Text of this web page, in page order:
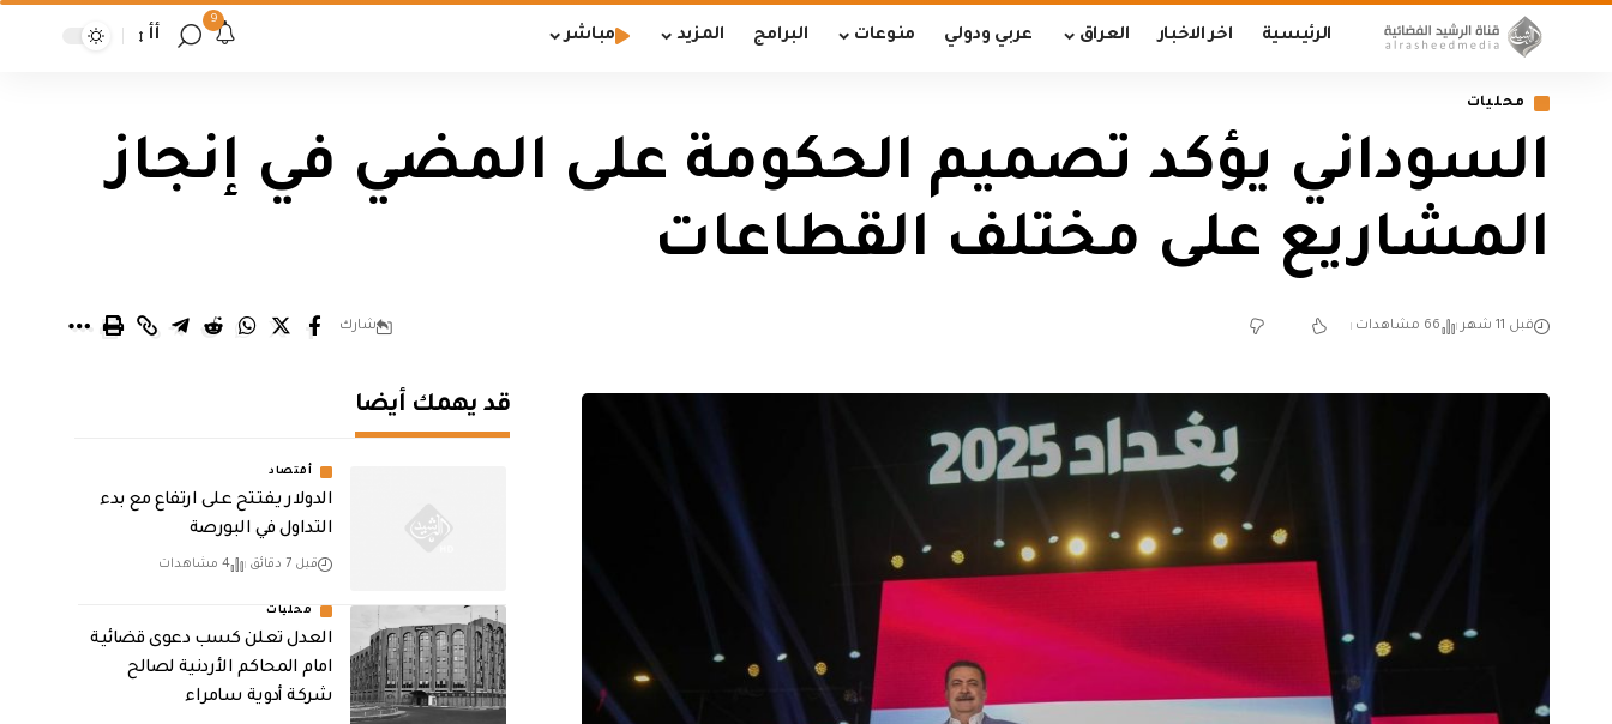
الرئيسية اخر الاخبار العراق عربي ودولي منوعات البرامج المزيد مباشر
9
أأ
محليات
السوداني يؤكد تصميم الحكومة على المضي في إنجاز
المشاريع على مختلف القطاعات
قبل 11 شهر 66 مشاهدات شارك
قد يهمك أيضا
أقتصاد
الدولار يفتتح على ارتفاع مع بدء
التداول في البورصة
قبل 7 دقائق 4 مشاهدات
محليات
العدل تعلن كسب دعوى قضائية
امام المحاكم الأردنية لصالح
شركة أدوية سامراء